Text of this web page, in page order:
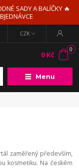
SADY A BALÍČKY 🔥
Menu
CZK
0
0 Kč
zaměřený především,
kosmetiku. Na českém